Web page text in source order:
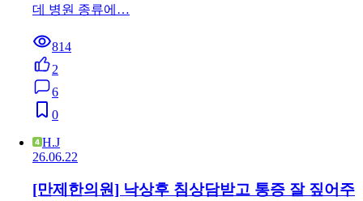
데 병원 종류에…
814
2
6
0
H.J
26.06.22
[만제한의원] 낙상후 침상담받고 통증 잘 짚어주